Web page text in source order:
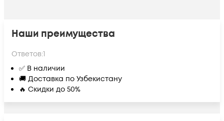
Наши преимущества
Ответов:1
✅ В наличии
🚚 Доставка по Узбекистану
🔥 Скидки до 50%